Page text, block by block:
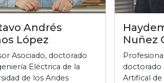
Andrés
López
Asociado, doctorado
Eléctrica de la
de los Andes
Nuñez
doctorado
Artifical